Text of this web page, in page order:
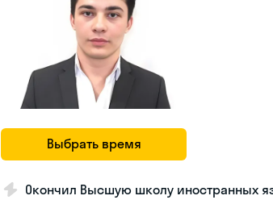
Выбрать время
Окончил Высшую школу иностранных